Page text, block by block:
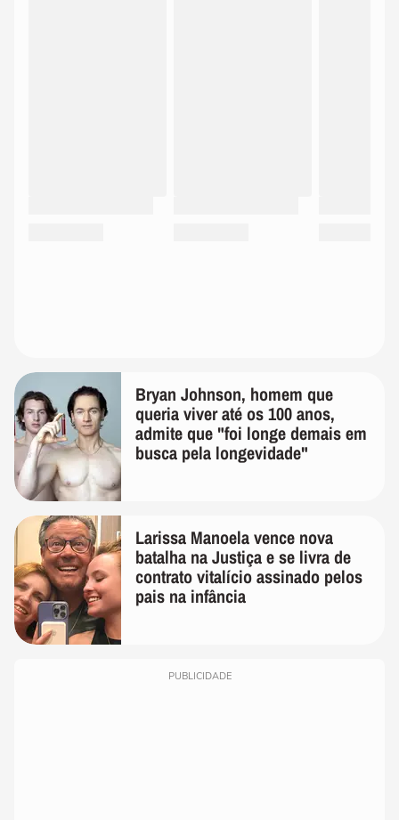
Bryan Johnson, homem que
queria viver até os 100 anos,
admite que "foi longe demais em
busca pela longevidade"
Larissa Manoela vence nova
batalha na Justiça e se livra de
contrato vitalício assinado pelos
pais na infância
PUBLICIDADE